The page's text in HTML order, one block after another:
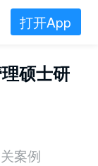
打开App
硕士研
案例